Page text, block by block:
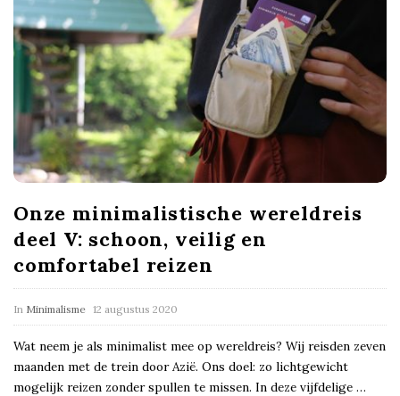
Onze minimalistische wereldreis
deel V: schoon, veilig en
comfortabel reizen
In Minimalisme 12 augustus 2020
Wat neem je als minimalist mee op wereldreis? Wij reisden zeven
maanden met de trein door Azië. Ons doel: zo lichtgewicht
mogelijk reizen zonder spullen te missen. In deze vijfdelige …